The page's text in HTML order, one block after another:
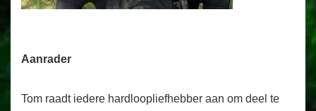
Aanrader
Tom raadt iedere hardloopliefhebber aan om deel te